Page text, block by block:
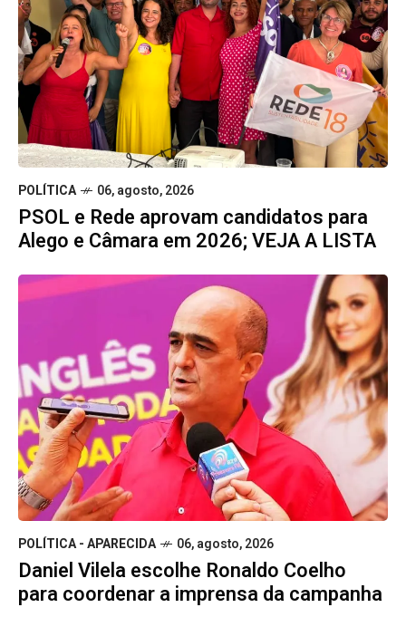
POLÍTICA 06, agosto, 2026
PSOL e Rede aprovam candidatos para
Alego e Câmara em 2026; VEJA A LISTA
POLÍTICA - APARECIDA 06, agosto, 2026
Daniel Vilela escolhe Ronaldo Coelho
para coordenar a imprensa da campanha